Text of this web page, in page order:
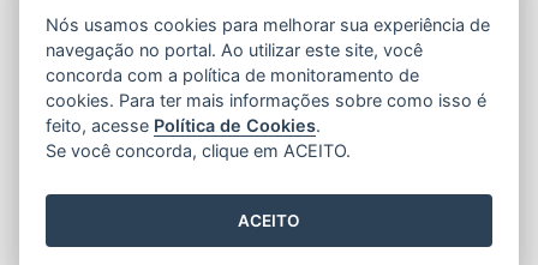
TÉCNICA E EXTENSÃO RURAL - INCAPER
(INCAPER)
Rua Afonso Sarlo,160 - Bento Ferreira
CEP: 29052-010 - Vitória / ES
Tel.: (27) 3636-9800 / (27) 3636-9888
Nós usamos cookies para melhorar sua experiência de
navegação no portal. Ao utilizar este site, você
concorda com a política de monitoramento de
cookies. Para ter mais informações sobre como isso é
feito, acesse Política de Cookies.
Se você concorda, clique em ACEITO.
ACEITO